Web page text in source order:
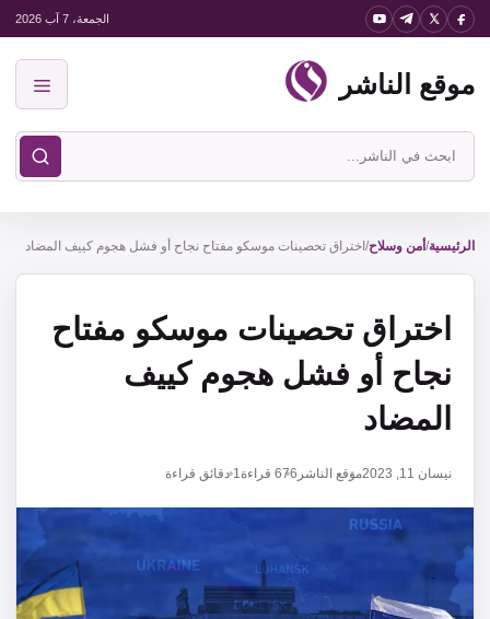
انتقل
المحتوى
الجمعة، 7 آب 2026
موقع الناشر
ابحث
في
الناشر
الرئيسية/ أمن وسلاح/ اختراق تحصينات موسكو مفتاح نجاح أو فشل هجوم كييف المضاد
اختراق تحصينات موسكو مفتاح
نجاح أو فشل هجوم كييف
المضاد
نيسان 11, 2023 موقع الناشر 676 قراءة1 دقائق قراءة